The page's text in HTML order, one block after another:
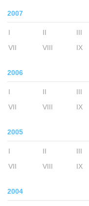
2007
I II III
VII
VIII IX
2006
I II III
VII
VIII IX
2005
I II III
VII
VIII IX
2004